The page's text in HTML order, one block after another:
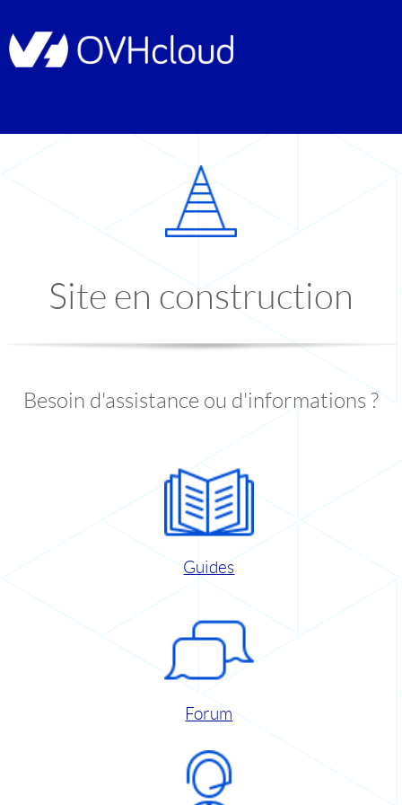
Site en construction
Besoin d'assistance ou d'informations ?
Guides
Forum